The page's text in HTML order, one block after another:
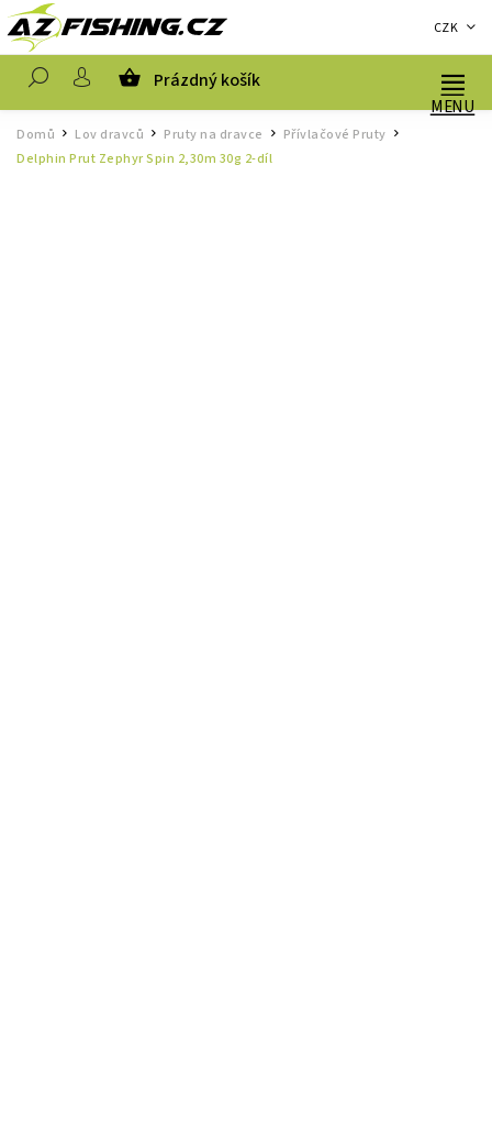
CZK
Prázdný košík
Domů / Lov dravců / Pruty na dravce Přívlačové Pruty
Delphin Prut Zephyr Spin 2,30m 30g 2-díl